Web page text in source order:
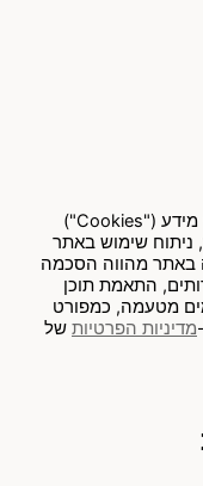
לידיעתך, באתר זה אנו עושים שימוש בקובצי מידע ("Cookies")
ניתוח שימוש באתר
באתר מהווה הסכמה
התאמת תוכן
מטעמה, כמפורט
מדיניות הפרטיות של